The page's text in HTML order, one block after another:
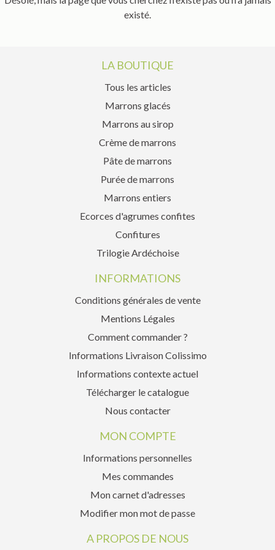
existé.
LA BOUTIQUE
Tous les articles
Marrons glacés
Marrons au sirop
Crème de marrons
Pâte de marrons
Purée de marrons
Marrons entiers
Ecorces d'agrumes confites
Confitures
Trilogie Ardéchoise
INFORMATIONS
Conditions générales de vente
Mentions Légales
Comment commander ?
Informations Livraison Colissimo
Informations contexte actuel
Télécharger le catalogue
Nous contacter
MON COMPTE
Informations personnelles
Mes commandes
Mon carnet d'adresses
Modifier mon mot de passe
A PROPOS DE NOUS